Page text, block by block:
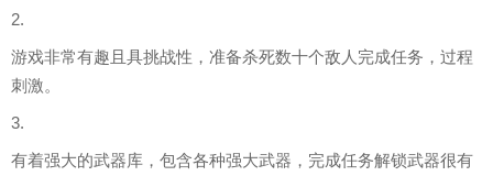
2.
游戏非常有趣且具挑战性，准备杀死数十个敌人完成任务，过程
刺激。
3.
有着强大的武器库，包含各种强大武器，完成任务解锁武器很有